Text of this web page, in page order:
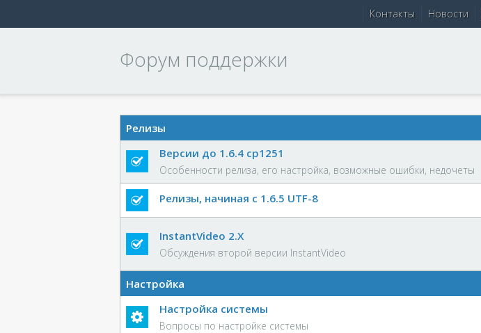
Контакты Новости
Форум поддержки
Релизы
Версии до 1.6.4 cp1251
Особенности релиза, его настройка, возможные ошибки, недочеты
Релизы, начиная с 1.6.5 UTF-8
InstantVideo 2.X
Обсуждения второй версии InstantVideo
Настройка
Настройка системы
Вопросы по настройке системы